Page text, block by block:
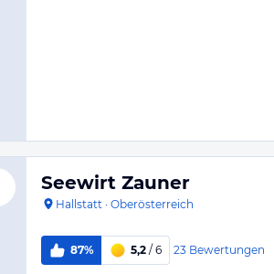
Seewirt Zauner
Hallstatt · Oberösterreich
87% 5,2 / 6 23 Bewertungen